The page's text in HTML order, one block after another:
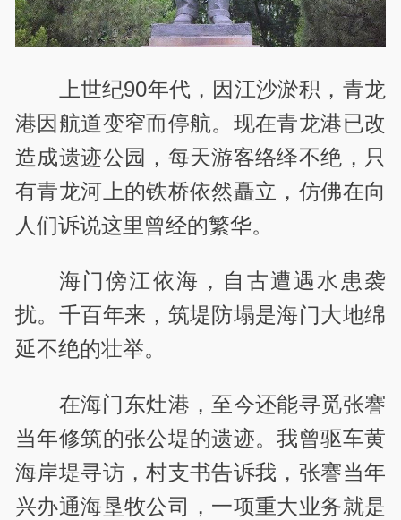
上世纪90年代，因江沙淤积，青龙
港因航道变窄而停航。现在青龙港已改
造成遗迹公园，每天游客络绎不绝，只
有青龙河上的铁桥依然矗立，仿佛在向
人们诉说这里曾经的繁华。
海门傍江依海，自古遭遇水患袭
扰。千百年来，筑堤防塌是海门大地绵
延不绝的壮举。
在海门东灶港，至今还能寻觅张謇
当年修筑的张公堤的遗迹。我曾驱车黄
海岸堤寻访，村支书告诉我，张謇当年
兴办通海垦牧公司，一项重大业务就是